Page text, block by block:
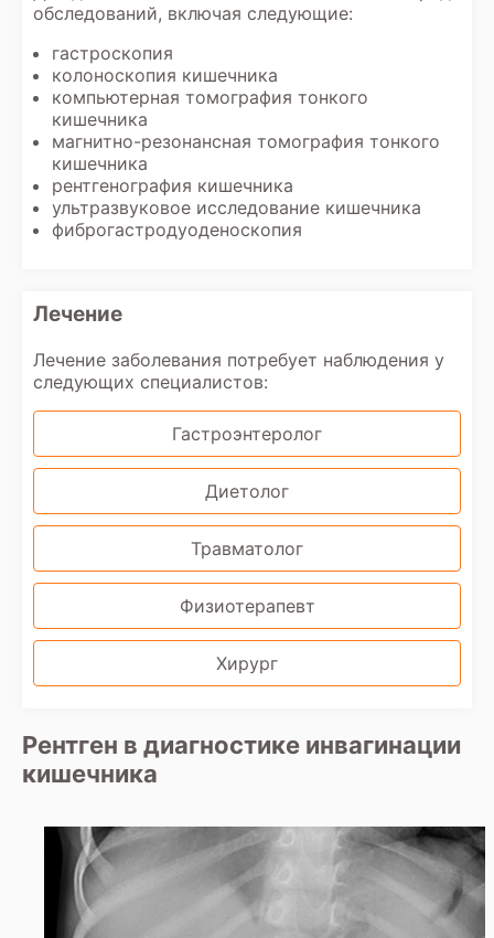
обследований, включая следующие:
гастроскопия
колоноскопия кишечника
компьютерная томография тонкого
кишечника
магнитно-резонансная томография тонкого
кишечника
рентгенография кишечника
ультразвуковое исследование кишечника
фиброгастродуоденоскопия
Лечение
Лечение заболевания потребует наблюдения у
следующих специалистов:
Гастроэнтеролог
Диетолог
Травматолог
Физиотерапевт
Хирург
Рентген в диагностике инвагинации
кишечника